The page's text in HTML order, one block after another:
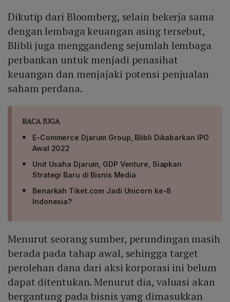
Dikutip dari Bloomberg, selain bekerja sama
dengan lembaga keuangan asing tersebut,
Blibli juga menggandeng sejumlah lembaga
perbankan untuk menjadi penasihat
keuangan dan menjajaki potensi penjualan
saham perdana.
BACA JUGA
E-Commerce Djarum Group, Blibli Dikabarkan IPO
Awal 2022
Unit Usaha Djarum, GDP Venture, Siapkan
Strategi Baru di Bisnis Media
Benarkah Tiket.com Jadi Unicorn ke-8
Indonesia?
Menurut seorang sumber, perundingan masih
berada pada tahap awal, sehingga target
perolehan dana dari aksi korporasi ini belum
dapat ditentukan. Menurut dia, valuasi akan
bergantung pada bisnis yang dimasukkan